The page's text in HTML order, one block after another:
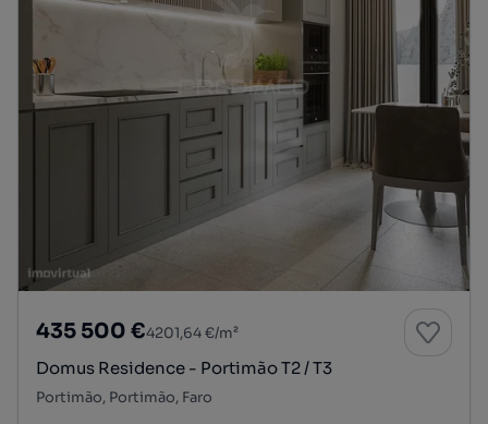
435 500 €4201,64 €/m²
Domus Residence - Portimão T2 / T3
Portimão, Portimão, Faro